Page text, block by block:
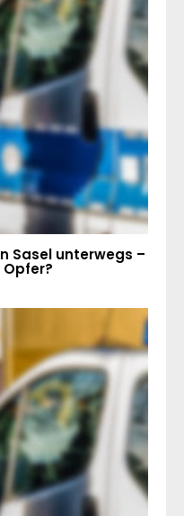
Sasel unterwegs –